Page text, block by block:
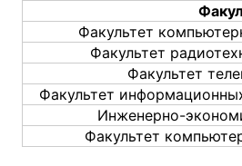
Факультет
Факультет
Факультет
Факультет
Инженерно-
Факультет